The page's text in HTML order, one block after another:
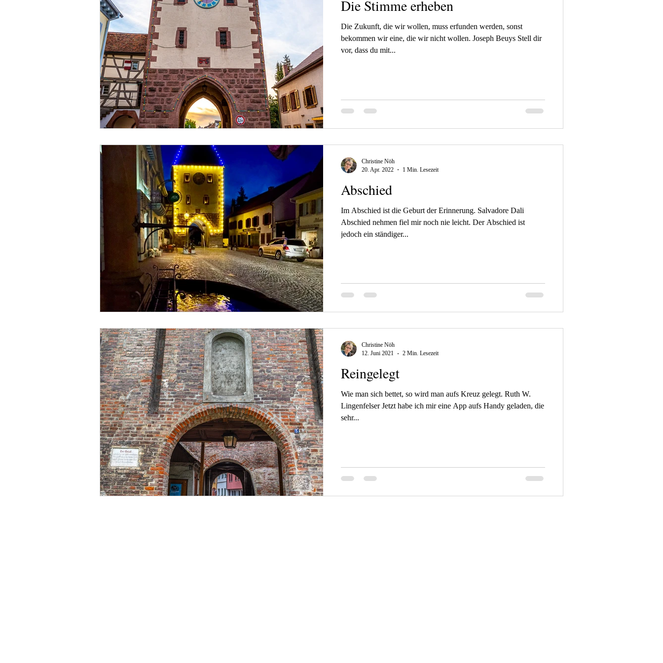
Die Stimme erheben
Die Zukunft, die wir wollen, muss erfunden werden, sonst
bekommen wir eine, die wir nicht wollen. Joseph Beuys Stell dir
vor, dass du mit...
Abschied
Im Abschied ist die Geburt der Erinnerung. Salvadore Dali
Abschied nehmen fiel mir noch nie leicht. Der Abschied ist
jedoch ein ständiger...
Christine Nöh
20. Apr. 2022
1 Min. Lesezeit
Reingelegt
Wie man sich bettet, so wird man aufs Kreuz gelegt. Ruth W.
Lingenfelser Jetzt habe ich mir eine App aufs Handy geladen, die
sehr...
Christine Nöh
12. Juni 2021
2 Min. Lesezeit